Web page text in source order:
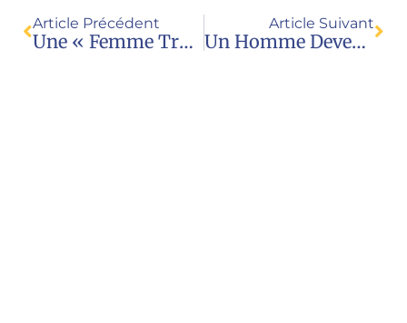
Article Précédent
Une « Femme Trans » Désignée Comme « Mère » Sur L’acte De Naissance (communiqué De Presse 9 Février 2022)
Article Suivant
Un Homme Devenu « Femme Trans » Reconnu Comme Mère (chronique Radio A. Mirkovic)